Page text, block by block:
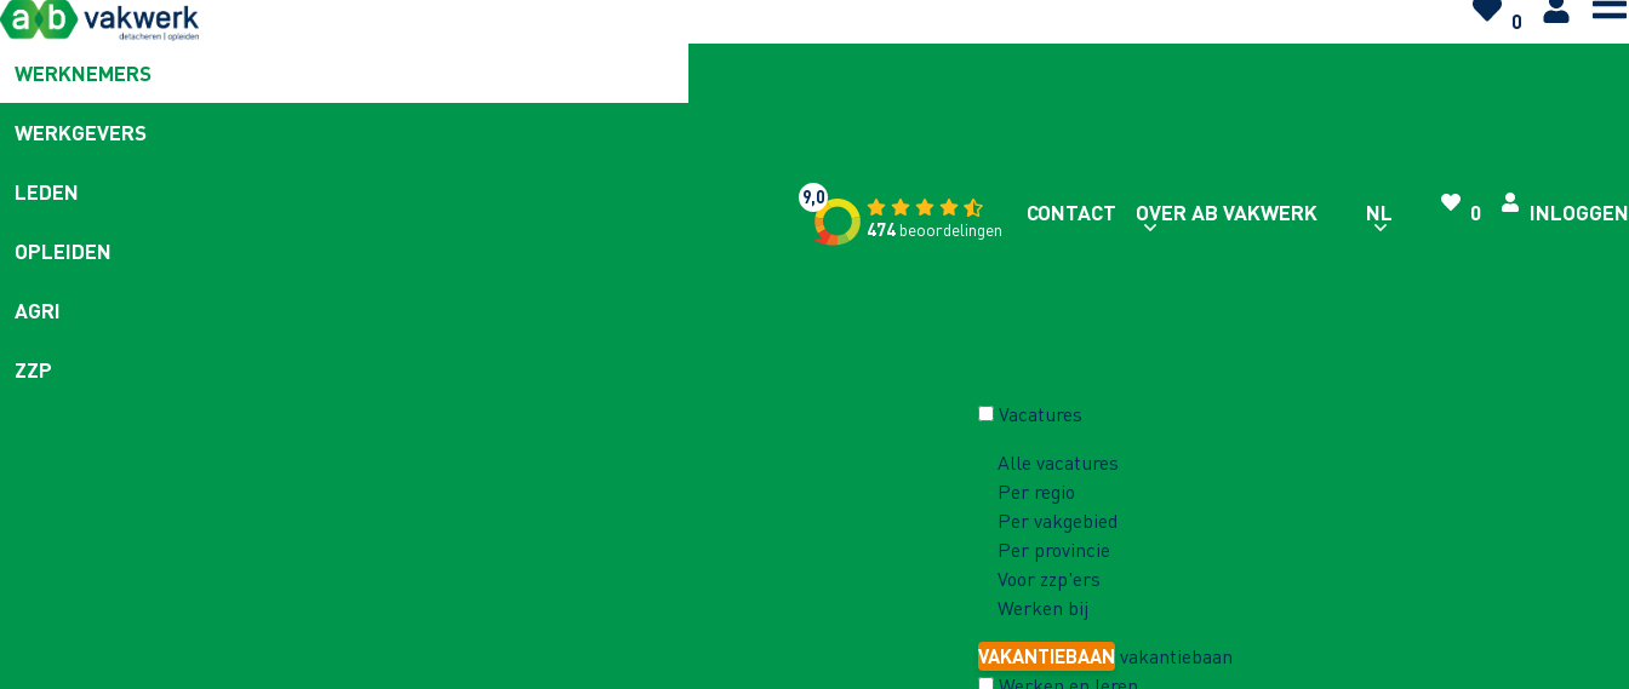
0
WERKNEMERS
WERKGEVERS
LEDEN
OPLEIDEN
AGRI
ZZP
9,0
474beoordelingen
CONTACT OVER AB VAKWERK NL 0 INLOGGEN
Vacatures
Alle vacatures
Per regio
Per vakgebied
Per provincie
Voor zzp'ers
Werken bij
VAKANTIEBAAN vakantiebaan